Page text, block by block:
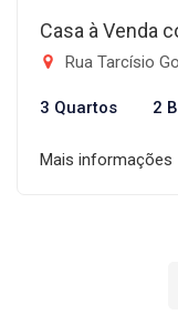
Casa à Venda
Rua Tarcísio
3 Quartos 2
Mais informações